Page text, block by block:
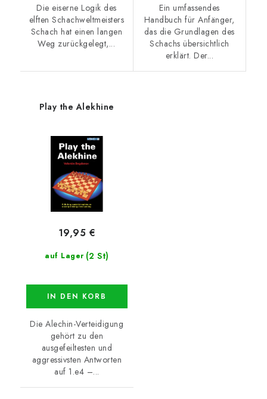
Die eiserne Logik des
elften Schachweltmeisters
Schach hat einen langen
Weg zurückgelegt,...
Ein umfassendes
Handbuch für Anfänger,
das die Grundlagen des
Schachs übersichtlich
erklärt. Der...
Play the Alekhine
auf Lager (2 St)
19,95 €
IN DEN KORB
Die Alechin-Verteidigung
gehört zu den
ausgefeiltesten und
aggressivsten Antworten
auf 1.e4 –...